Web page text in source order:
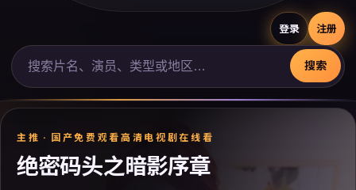
登录 注册
搜索
主推 · 国产免费观看高清电视剧在线看
绝密码头之暗影序章